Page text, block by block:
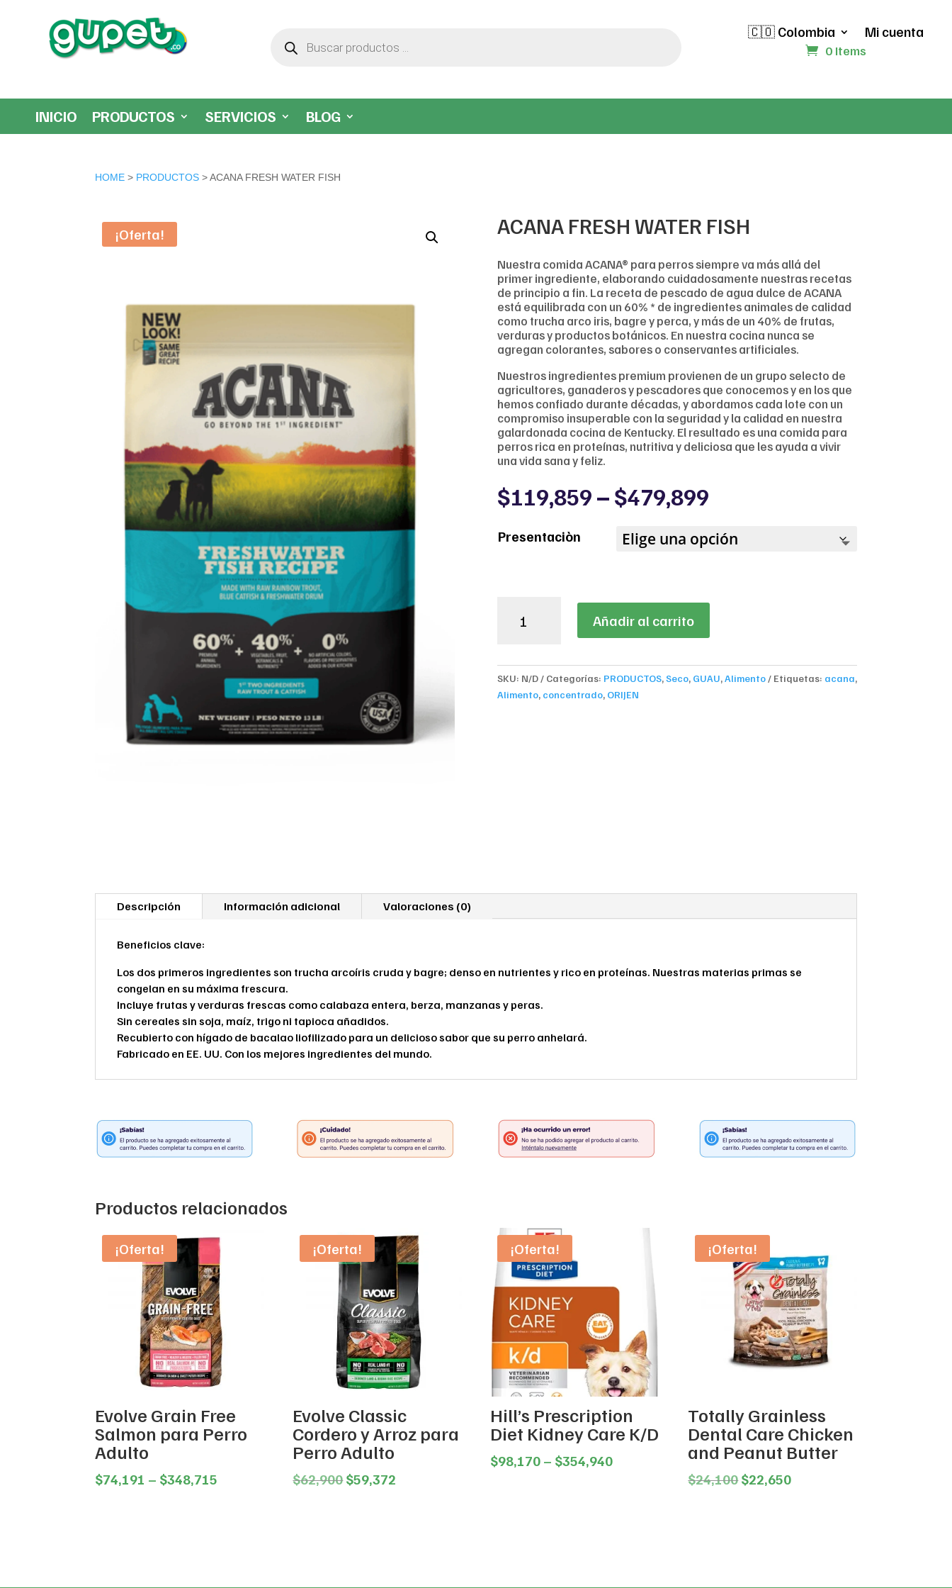
productos
🇨🇴 Colombia Mi cuenta
0 Items
INICIO PRODUCTOS SERVICIOS BLOG
HOME > PRODUCTOS > ACANA FRESH WATER FISH
¡Oferta! ACANA FRESH WATER FISH
Nuestra comida ACANA® para perros siempre va más allá del
primer ingrediente, elaborando cuidadosamente nuestras recetas
de principio a fin. La receta de pescado de agua dulce de ACANA
está equilibrada con un 60% * de ingredientes animales de calidad
como trucha arco iris, bagre y perca, y más de un 40% de frutas,
verduras y productos botánicos. En nuestra cocina nunca se
agregan colorantes, sabores o conservantes artificiales.
Nuestros ingredientes premium provienen de un grupo selecto de
agricultores, ganaderos y pescadores que conocemos y en los que
hemos confiado durante décadas, y abordamos cada lote con un
compromiso insuperable con la seguridad y la calidad en nuestra
galardonada cocina de Kentucky. El resultado es una comida para
perros rica en proteínas, nutritiva y deliciosa que les ayuda a vivir
una vida sana y feliz.
$119,859 – $479,899Price
$119,859
through
Presentaciòn
FRESH
cantidad
Añadir al carrito
SKU: N/D Categorías: PRODUCTOS,Seco, GUAU,Alimento Etiquetas: acana,
Alimento, concentrado, ORIJEN
Descripción Información adicional Valoraciones (0)
Beneficios clave:
Los dos primeros ingredientes son trucha arcoíris cruda y bagre; denso en nutrientes y rico en proteínas. Nuestras materias primas se
congelan en su máxima frescura.
Incluye frutas y verduras frescas como calabaza entera, berza, manzanas y peras.
Sin cereales sin soja, maíz, trigo ni tapioca añadidos.
Recubierto con hígado de bacalao liofilizado para un delicioso sabor que su perro anhelará.
Fabricado en EE. UU. Con los mejores ingredientes del mundo.
Productos relacionados
¡Oferta!
Evolve Grain Free
Salmon para Perro
Adulto
$74,191 – $348,715
¡Oferta!
Evolve Classic
Cordero y Arroz para
Perro Adulto
$62,900 Original
$59,372
¡Oferta!
Hill’s Prescription
Diet Kidney Care K/D
$98,170 – $354,940Price
¡Oferta!
Totally Grainless
Dental Care Chicken
and Peanut Butter
$24,100 Original
$22,650Current